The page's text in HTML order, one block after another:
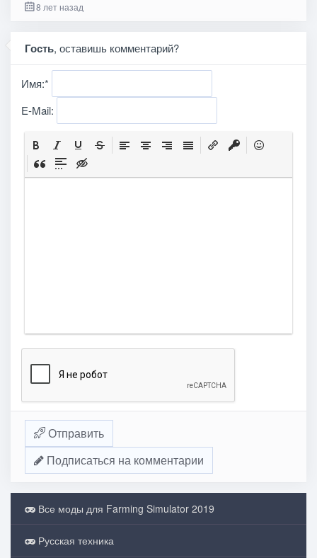
8 лет назад
Гость, оставишь комментарий?
Имя:*
E-Mail:
Отправить
Подписаться на комментарии
Все моды для Farming Simulator 2019
Русская техника